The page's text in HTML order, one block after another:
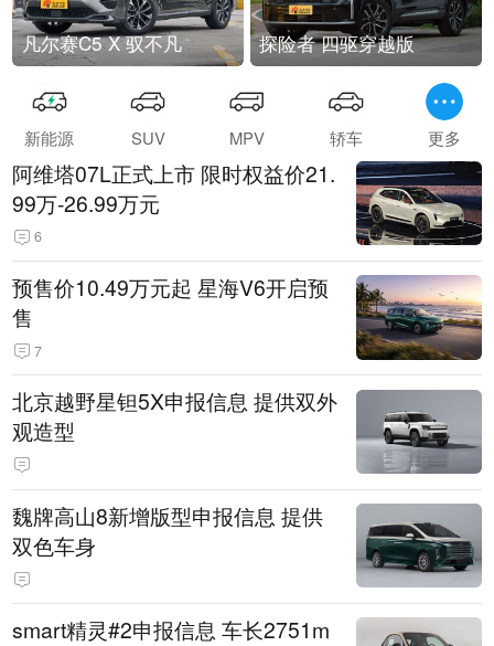
凡尔赛C5 X 驭不凡 探险者 四驱穿越版
新能源 SUV MPV 轿车 更多
阿维塔07L正式上市 限时权益价21.
99万-26.99万元
6
预售价10.49万元起 星海V6开启预
售
7
北京越野星钽5X申报信息 提供双外
观造型
魏牌高山8新增版型申报信息 提供
双色车身
smart精灵#2申报信息 车长2751m